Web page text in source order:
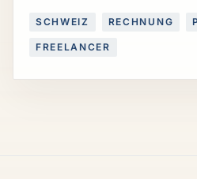
SCHWEIZ RECHNUNG
FREELANCER